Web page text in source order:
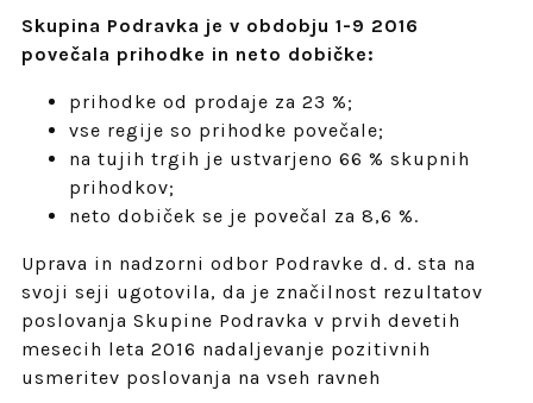
Skupina Podravka je v obdobju 1-9 2016
povečala prihodke in neto dobičke:
prihodke od prodaje za 23 %;
vse regije so prihodke povečale;
na tujih trgih je ustvarjeno 66 % skupnih
prihodkov;
neto dobiček se je povečal za 8,6 %.
Uprava in nadzorni odbor Podravke d. d. sta na
svoji seji ugotovila, da je značilnost rezultatov
poslovanja Skupine Podravka v prvih devetih
mesecih leta 2016 nadaljevanje pozitivnih
usmeritev poslovanja na vseh ravneh